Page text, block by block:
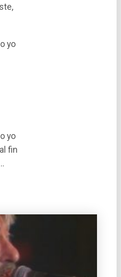
yo
yo
fin